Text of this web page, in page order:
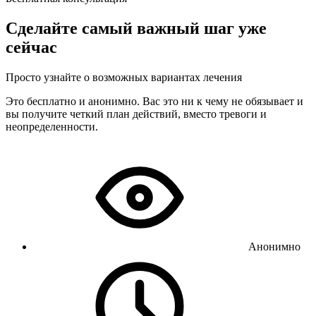
Сделайте самый важный шаг уже
сейчас
Просто узнайте о возможных вариантах лечения
Это бесплатно и анонимно. Вас это ни к чему не обязывает и
вы получите четкий план действий, вместо тревоги и
неопределенности.
Анонимно